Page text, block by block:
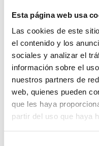
Esta página web usa
Las cookies de este
el contenido y los
sociales y analizar el
información sobre el
nuestros partners de
web, quienes pueden
que les haya
partir del uso que haya
¿Tienes